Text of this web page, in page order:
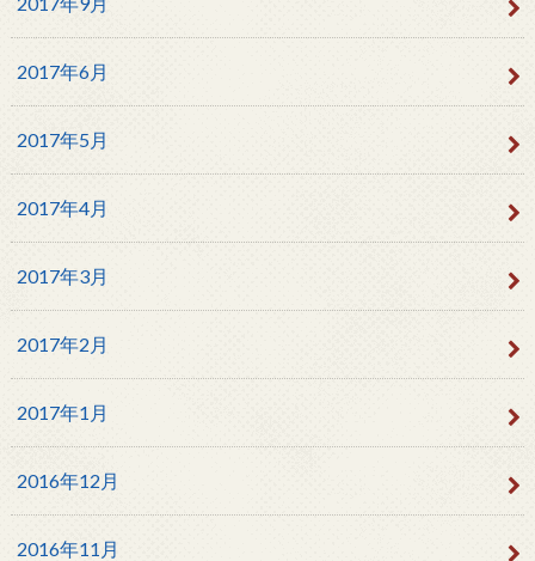
2017年6月
2017年5月
2017年4月
2017年3月
2017年2月
2017年1月
2016年12月
2016年11月